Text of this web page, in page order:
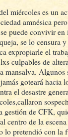
miércoles es un
amnésica
puede convivir
se lo censura
expropiarle el
culpables de
mansalva.
goteará hacia
el desastre
gestión de CFK,
centro de la
lo pretendió con la